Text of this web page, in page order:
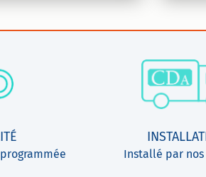
Installé par